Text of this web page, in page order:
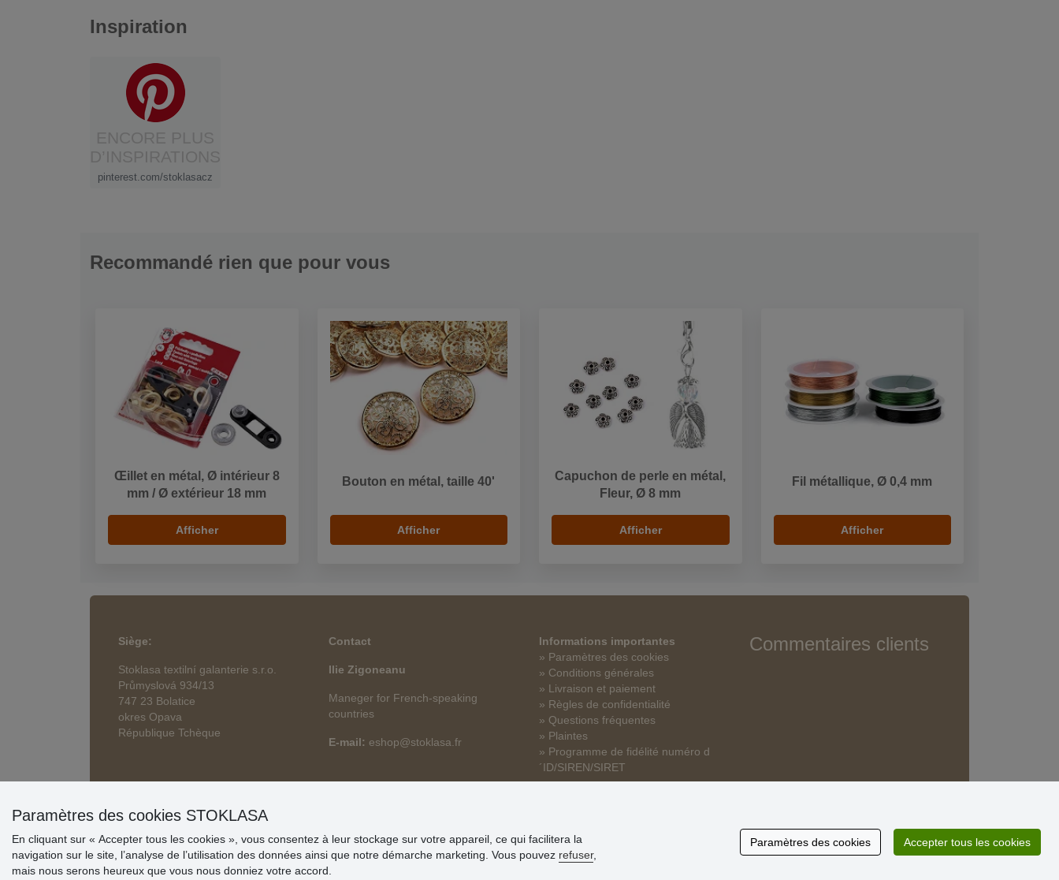
Inspiration
pinterest.com/stoklasacz
Recommandé rien que pour vous
Œillet en métal, Ø intérieur 8
mm / Ø extérieur 18 mm
Afficher
Bouton en métal, taille 40'
Afficher
Capuchon de perle en métal,
Fleur, Ø 8 mm
Afficher
Fil métallique, Ø 0,4 mm
Afficher
Siège:
Stoklasa textilní galanterie s.r.o.
Průmyslová 934/13
747 23 Bolatice
okres Opava
République Tchèque
Contact
Ilie Zigoneanu
Maneger for French-speaking
countries
E-mail: eshop@stoklasa.fr
Informations importantes
» Paramètres des cookies
» Conditions générales
» Livraison et paiement
» Règles de confidentialité
» Questions fréquentes
» Plaintes
» Programme de fidélité numéro d
´ID/SIREN/SIRET
Commentaires clients
Paramètres des cookies STOKLASA
En cliquant sur « Accepter tous les cookies », vous consentez à leur stockage sur votre appareil, ce qui facilitera la
navigation sur le site, l’analyse de l’utilisation des données ainsi que notre démarche marketing. Vous pouvez refuser,
mais nous serons heureux que vous nous donniez votre accord.
Paramètres des cookies Accepter tous les cookies